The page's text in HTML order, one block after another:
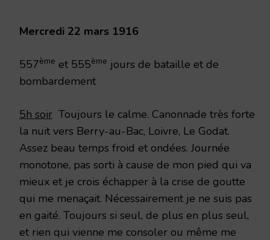
Mercredi 22 mars 1916
557ème et 555ème jours de bataille et de
bombardement
5h soir Toujours le calme. Canonnade très forte
la nuit vers Berry-au-Bac, Loivre, Le Godat.
Assez beau temps froid et ondées. Journée
monotone, pas sorti à cause de mon pied qui va
mieux et je crois échapper à la crise de goutte
qui me menaçait. Nécessairement je ne suis pas
en gaité. Toujours si seul, de plus en plus seul,
et rien qui vienne me consoler ou même me